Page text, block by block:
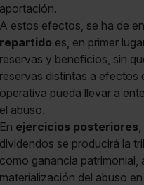
aportación.
A estos efectos, se ha de
repartido es, en primer
reservas y beneficios, sin
reservas distintas a efectos
operativa pueda llevar a
el abuso.
En ejercicios posteriores
dividendos se producirá la
como ganancia patrimonial,
materialización del abuso